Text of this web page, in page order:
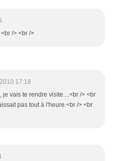
/> <br />
17:18
je vais te rendre visite....<br /> <br
pas tout à l'heure.<br /> <br